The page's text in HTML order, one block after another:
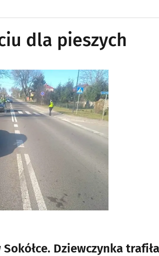
dla pieszych
Dziewczynka